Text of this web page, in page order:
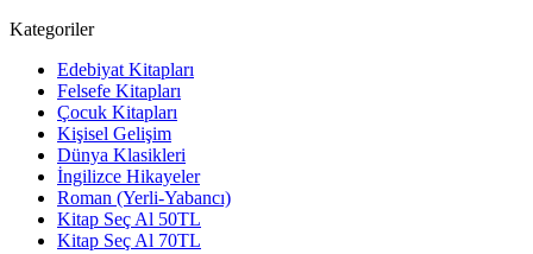
Kategoriler
Edebiyat Kitapları
Felsefe Kitapları
Çocuk Kitapları
Kişisel Gelişim
Dünya Klasikleri
İngilizce Hikayeler
Roman (Yerli-Yabancı)
Kitap Seç Al 50TL
Kitap Seç Al 70TL